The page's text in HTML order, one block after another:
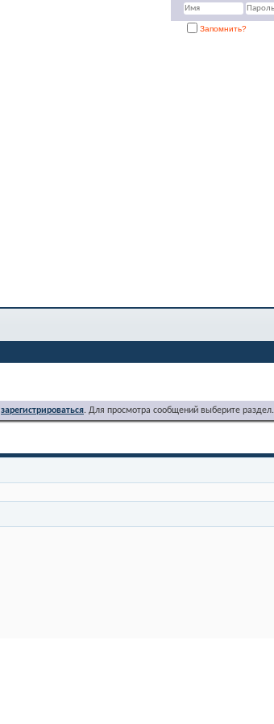
Запомнить?
зарегистрироваться. Для просмотра сообщений выберите раздел.